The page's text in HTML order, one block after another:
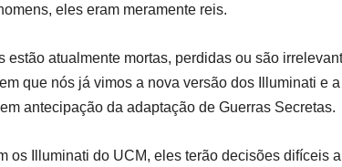
eles eram meramente reis.
estão atualmente mortas, perdidas ou são
que nós já vimos a nova versão dos Illuminati e
antecipação da adaptação de Guerras Secretas.
os Illuminati do UCM, eles terão decisões difíceis